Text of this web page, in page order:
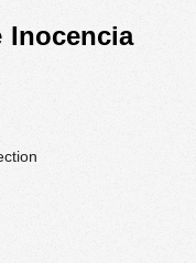
Inocencia